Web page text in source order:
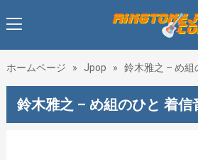
ホームページ » Jpop » 鈴木雅之 – め組
鈴木雅之 – め組のひと 着信